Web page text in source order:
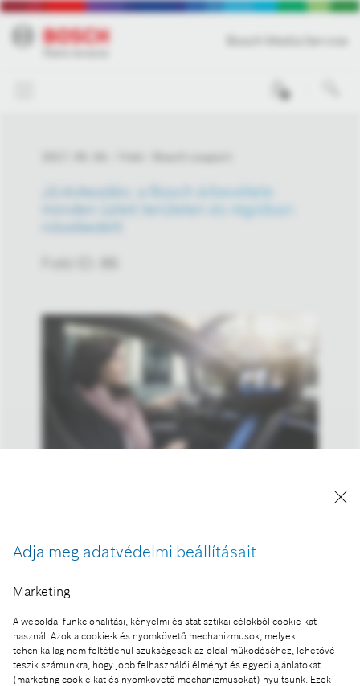
Adja meg adatvédelmi beállításait
Marketing
A weboldal funkcionalitási, kényelmi és statisztikai célokból cookie-kat
használ. Azok a cookie-k és nyomkövető mechanizmusok, melyek
tehcnikailag nem feltétlenül szükségesek az oldal működéséhez, lehetővé
teszik számunkra, hogy jobb felhasználói élményt és egyedi ajánlatokat
(marketing cookie-kat és nyomkövető mechanizmusokat) nyújtsunk. Ezek
Jó évkezdés: a Bosch árbevétele
minden üzleti területen és régióban
növekedett
számára díjmentesen felhasználható.
Ennek a sajtóközleménynek a része:
területen és régióban növekedett